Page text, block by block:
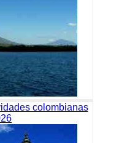
colombianas